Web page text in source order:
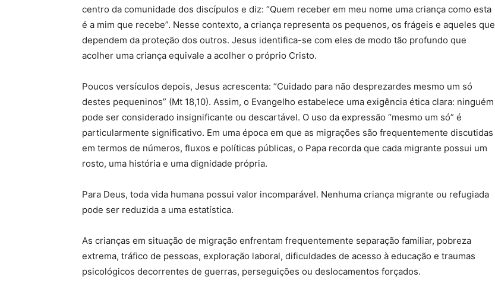
centro da comunidade dos discípulos e diz: “Quem receber em meu nome uma criança como esta
é a mim que recebe”. Nesse contexto, a criança representa os pequenos, os frágeis e aqueles que
dependem da proteção dos outros. Jesus identifica-se com eles de modo tão profundo que
acolher uma criança equivale a acolher o próprio Cristo.
Poucos versículos depois, Jesus acrescenta: “Cuidado para não desprezardes mesmo um só
destes pequeninos” (Mt 18,10). Assim, o Evangelho estabelece uma exigência ética clara: ninguém
pode ser considerado insignificante ou descartável. O uso da expressão “mesmo um só” é
particularmente significativo. Em uma época em que as migrações são frequentemente discutidas
em termos de números, fluxos e políticas públicas, o Papa recorda que cada migrante possui um
rosto, uma história e uma dignidade própria.
Para Deus, toda vida humana possui valor incomparável. Nenhuma criança migrante ou refugiada
pode ser reduzida a uma estatística.
As crianças em situação de migração enfrentam frequentemente separação familiar, pobreza
extrema, tráfico de pessoas, exploração laboral, dificuldades de acesso à educação e traumas
psicológicos decorrentes de guerras, perseguições ou deslocamentos forçados.